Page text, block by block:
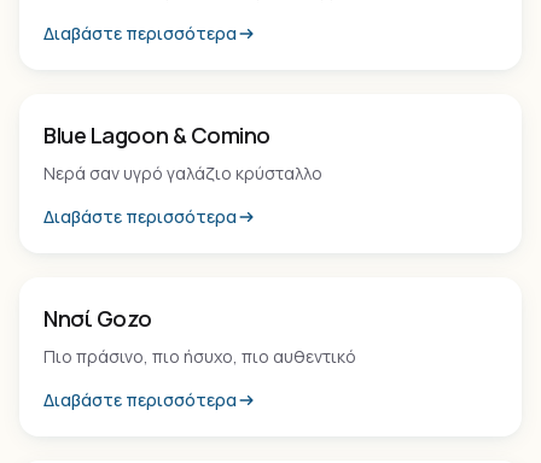
Διαβάστε περισσότερα
Blue Lagoon & Comino
Νερά σαν υγρό γαλάζιο κρύσταλλο
Διαβάστε περισσότερα
Νησί Gozo
Πιο πράσινο, πιο ήσυχο, πιο αυθεντικό
Διαβάστε περισσότερα